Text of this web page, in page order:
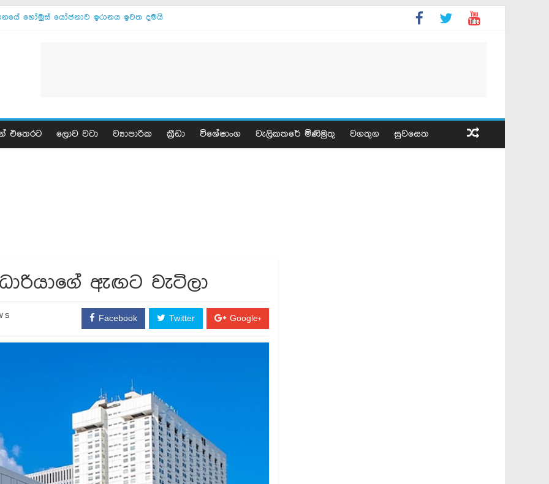
හෝමුස් යෝජනාව ඉරානය ඉවත දමයි
ඉරාන නාවික හමුදාව වර්ණනා කරයි
එතෙරට ලොව වටා ව්‍යාපාරික ක්‍රීඩා විශේෂාංග වැලිකතරේ මිණිමුතු වගතුග සුවසෙත
ඇඟට වැටිලා
Facebook Twitter Google+